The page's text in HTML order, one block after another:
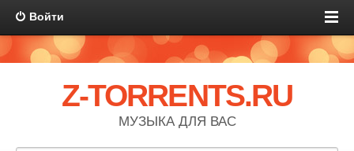
Войти
Z-TORRENTS.RU
МУЗЫКА ДЛЯ ВАС